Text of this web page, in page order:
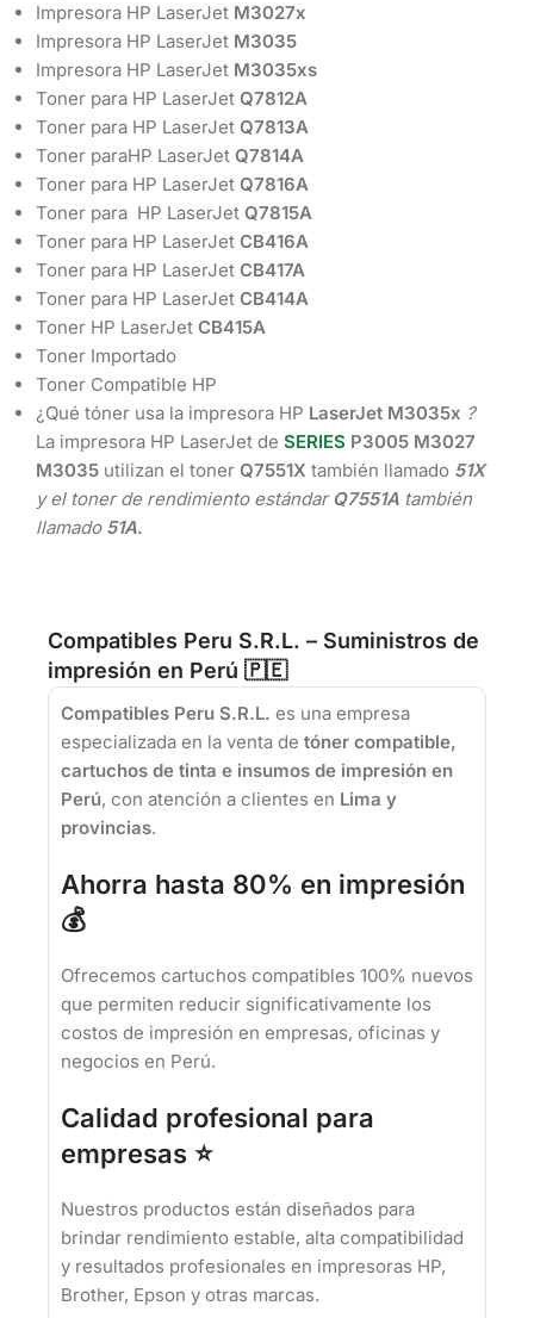
Impresora HP LaserJet M3027x
Impresora HP LaserJet M3035
Impresora HP LaserJet M3035xs
Toner para HP LaserJet Q7812A
Toner para HP LaserJet Q7813A
Toner paraHP LaserJet Q7814A
Toner para HP LaserJet Q7816A
Toner para HP LaserJet Q7815A
Toner para HP LaserJet CB416A
Toner para HP LaserJet CB417A
Toner para HP LaserJet CB414A
Toner HP LaserJet CB415A
Toner Importado
Toner Compatible HP
¿Qué tóner usa la impresora HP LaserJet M3035x ?
La impresora HP LaserJet de SERIES P3005 M3027
M3035 utilizan el toner Q7551X también llamado 51X
y el toner de rendimiento estándar Q7551A también
llamado51A.
Compatibles Peru S.R.L. – Suministros de
impresión en Perú 🇵🇪
Compatibles Peru S.R.L. es una empresa
especializada en la venta de tóner compatible,
cartuchos de tinta e insumos de impresión en
Perú, con atención a clientes en Lima y
provincias.
Ahorra hasta 80% en impresión
💰
Ofrecemos cartuchos compatibles 100% nuevos
que permiten reducir significativamente los
costos de impresión en empresas, oficinas y
negocios en Perú.
Calidad profesional para
empresas ⭐
Nuestros productos están diseñados para
brindar rendimiento estable, alta compatibilidad
y resultados profesionales en impresoras HP,
Brother, Epson y otras marcas.